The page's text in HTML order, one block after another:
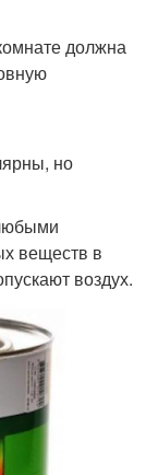
должна
но
веществ в
воздух.